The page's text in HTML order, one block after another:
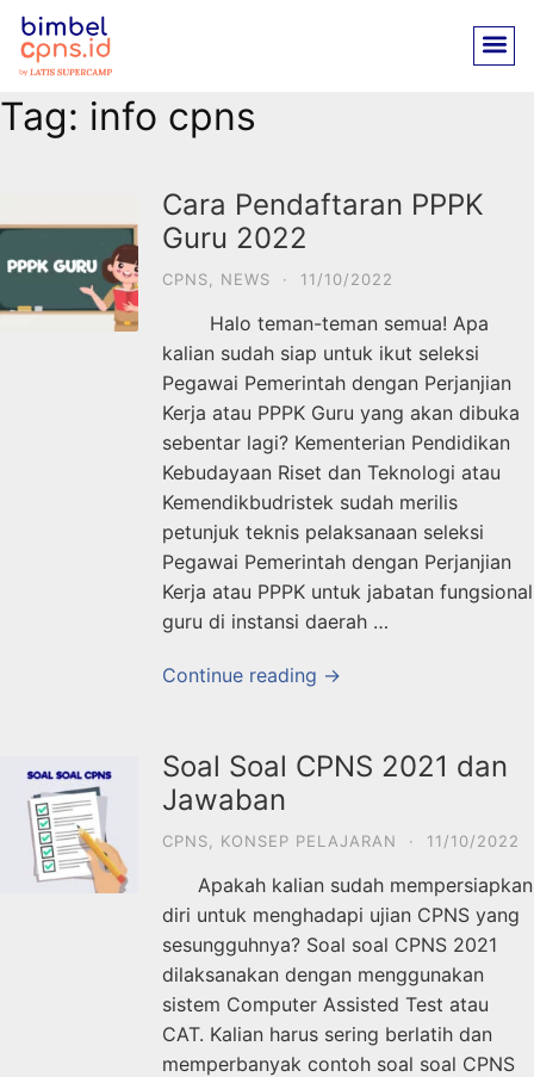
Tag: info cpns
Cara Pendaftaran PPPK
Guru 2022
CPNS NEWS · 11/10/2022
Halo teman-teman semua! Apa
kalian sudah siap untuk ikut seleksi
Pegawai Pemerintah dengan Perjanjian
Kerja atau PPPK Guru yang akan dibuka
sebentar lagi? Kementerian Pendidikan
Kebudayaan Riset dan Teknologi atau
Kemendikbudristek sudah merilis
petunjuk teknis pelaksanaan seleksi
Pegawai Pemerintah dengan Perjanjian
Kerja atau PPPK untuk jabatan fungsional
guru di instansi daerah …
Continue reading →
Soal Soal CPNS 2021 dan
Jawaban
CPNS KONSEP PELAJARAN · 11/10/2022
Apakah kalian sudah mempersiapkan
diri untuk menghadapi ujian CPNS yang
sesungguhnya? Soal soal CPNS 2021
dilaksanakan dengan menggunakan
sistem Computer Assisted Test atau
CAT. Kalian harus sering berlatih dan
memperbanyak contoh soal soal CPNS